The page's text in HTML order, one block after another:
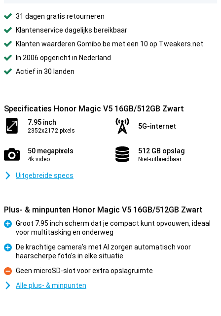
31 dagen gratis retourneren
Klantenservice dagelijks bereikbaar
Klanten waarderen Gomibo.be met een 10 op Tweakers.net
In 2006 opgericht in Nederland
Actief in 30 landen
Specificaties Honor Magic V5 16GB/512GB Zwart
7.95 inch
2352x2172 pixels
5G-internet
50 megapixels
4k video
512 GB opslag
Niet-uitbreidbaar
Uitgebreide specs
Plus- & minpunten Honor Magic V5 16GB/512GB Zwart
Pluspunt
Groot 7.95 inch scherm dat je compact kunt opvouwen, ideaal
voor multitasking en onderweg
Pluspunt
De krachtige camera’s met AI zorgen automatisch voor
haarscherpe foto's in elke situatie
Minpunt
Geen microSD-slot voor extra opslagruimte
Alle plus- & minpunten